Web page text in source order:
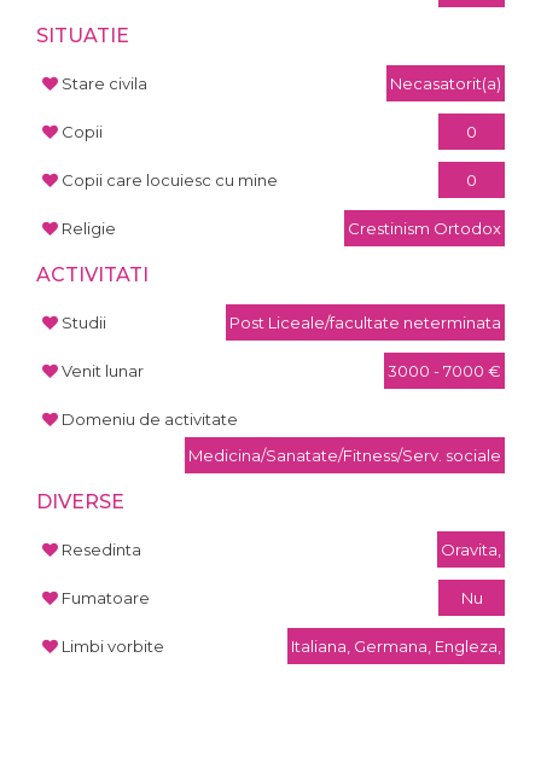
SITUATIE
Stare civila Necasatorit(a)
Copii 0
Copii care locuiesc cu mine 0
Religie Crestinism Ortodox
ACTIVITATI
Studii Post Liceale/facultate neterminata
Venit lunar 3000 - 7000 €
Domeniu de activitate
Medicina/Sanatate/Fitness/Serv. sociale
DIVERSE
Resedinta Oravita,
Fumatoare Nu
Limbi vorbite Italiana, Germana, Engleza,